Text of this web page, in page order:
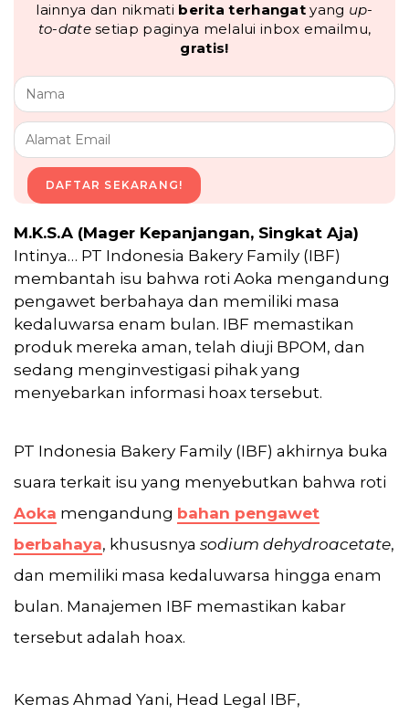
lainnya dan nikmati berita terhangat yang up-
to-datesetiap paginya melalui inbox emailmu,
gratis!
DAFTAR SEKARANG!
M.K.S.A (Mager Kepanjangan, Singkat Aja)
Intinya… PT Indonesia Bakery Family (IBF)
membantah isu bahwa roti Aoka mengandung
pengawet berbahaya dan memiliki masa
kedaluwarsa enam bulan. IBF memastikan
produk mereka aman, telah diuji BPOM, dan
sedang menginvestigasi pihak yang
menyebarkan informasi hoax tersebut.
PT Indonesia Bakery Family (IBF) akhirnya buka
suara terkait isu yang menyebutkan bahwa roti
Aoka mengandung bahan pengawet
berbahaya, khususnya sodium dehydroacetate,
dan memiliki masa kedaluwarsa hingga enam
bulan. Manajemen IBF memastikan kabar
tersebut adalah hoax.
Kemas Ahmad Yani, Head Legal IBF,